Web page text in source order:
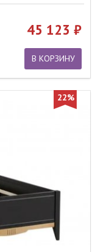
45 123
В КОРЗИНУ
22%